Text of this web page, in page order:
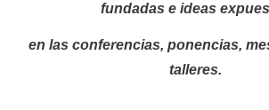
fundadas e ideas
en las conferencias, ponencias,
talleres.